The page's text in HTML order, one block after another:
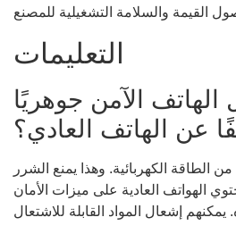
التعليمات
الهاتف الآمن جوهريًا
عن الهاتف العادي؟
من الطاقة الكهربائية. وهذا يمنع الشرر
الهواتف العادية على ميزات الأمان